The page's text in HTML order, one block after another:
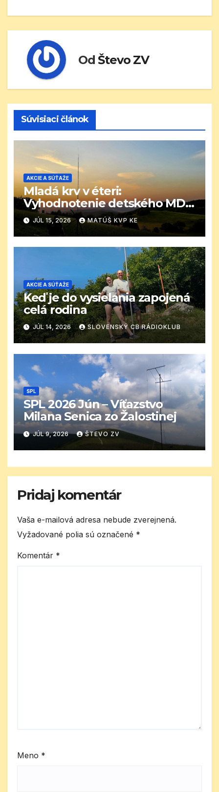
OdŠtevo ZV
Súvisiaci článok
AKCIE A SÚŤAŽE
Mladá krv v éteri:
Vyhodnotenie detského MDD
CB závodu
JÚL 15, 2026 MATÚŠ KVP KE
AKCIE A SÚŤAŽE
Keď je do vysielania zapojená
celá rodina
JÚL 14, 2026 SLOVENSKÝ CB RÁDIOKLUB
SPL
SPL 2026 Jún – Víťazstvo
Milana Senica zo Žalostinej
JÚL 9, 2026 ŠTEVO ZV
Pridaj komentár
Vaša e-mailová adresa nebude zverejnená.
Vyžadované polia sú označené *
Komentár *
Meno *